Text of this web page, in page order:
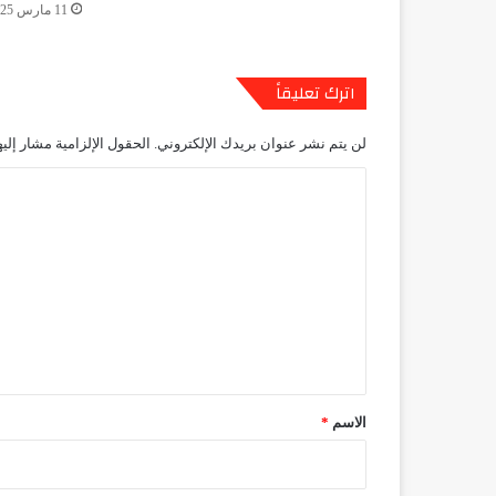
11 مارس 2025
اترك تعليقاً
لن يتم نشر عنوان بريدك الإلكتروني. الحقول الإلزامية مشار
*الاسم *